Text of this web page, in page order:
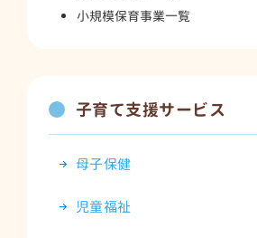
小規模保育事業一覧
子育て支援サービス
母子保健
児童福祉